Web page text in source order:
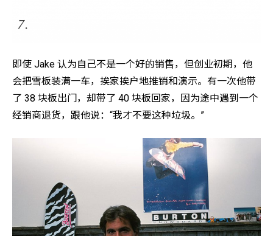
即使 Jake 认为自己不是一个好的销售，但创业初期，他
会把雪板装满一车，挨家挨户地推销和演示。有一次他带
了 38 块板出门，却带了 40 块板回家，因为途中遇到一个
经销商退货，跟他说：“我才不要这种垃圾。”